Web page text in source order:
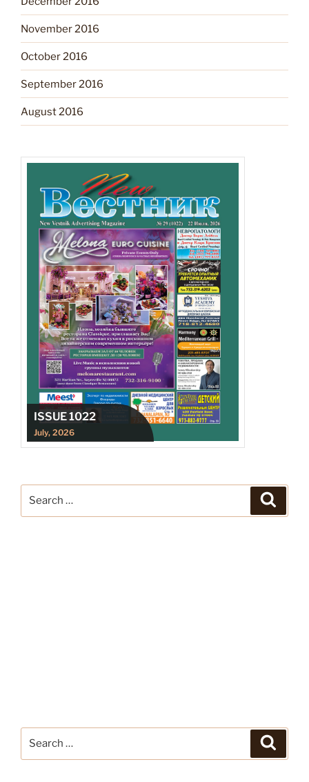
November 2016
October 2016
September 2016
August 2016
ISSUE 1022
July, 2026